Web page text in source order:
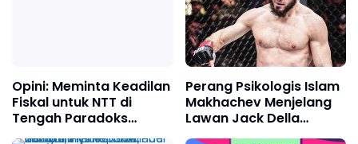
Fiskal untuk NTT di
Tengah Paradoks
Transfer ke Daerah
Perang Psikologis Islam
Makhachev Menjelang
Lawan Jack Della
Maddalena di UFC 322